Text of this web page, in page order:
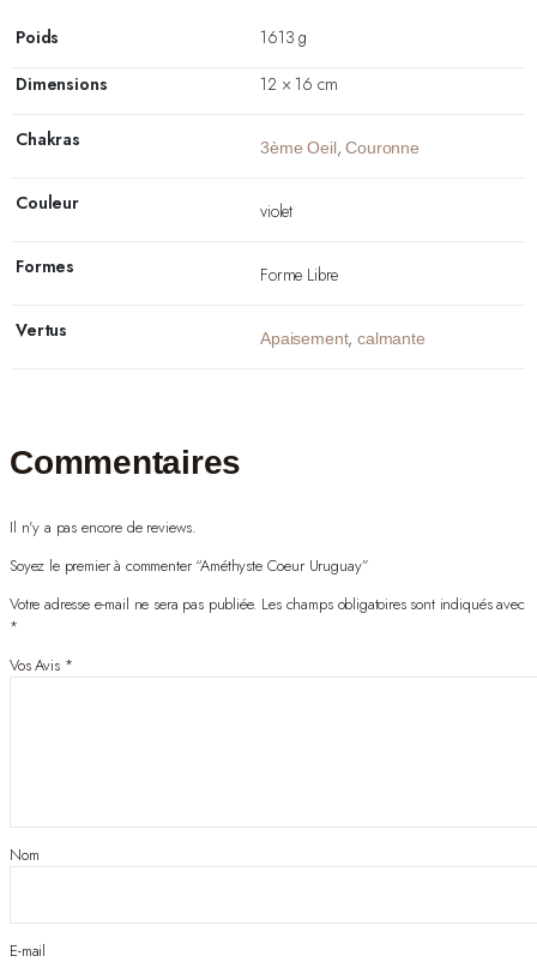
Poids
1613 g
Dimensions
12 × 16 cm
Chakras 3ème Oeil,Couronne
Couleur violet
Formes Forme Libre
Vertus Apaisement,calmante
Commentaires
Il n'y a pas encore de reviews.
Soyez le premier à commenter “Améthyste Coeur Uruguay”
Votre adresse e-mail ne sera pas publiée. Les champs obligatoires sont indiqués avec
*
Vos Avis *
Nom
E-mail